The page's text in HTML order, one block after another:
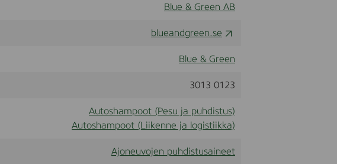
Blue & Green AB
blueandgreen.se
Blue & Green
3013 0123
Autoshampoot (Pesu ja puhdistus)
Autoshampoot (Liikenne ja logistiikka)
Ajoneuvojen puhdistusaineet